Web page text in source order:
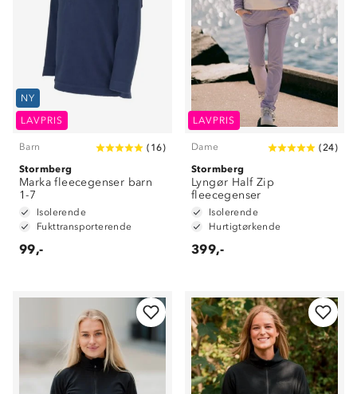
NY
LAVPRIS
Barn ( 16)
Stormberg
Marka fleecegenser barn
1-7
Isolerende
Fukttransporterende
99,-
LAVPRIS
Dame (24)
Stormberg
Lyngør Half Zip
fleecegenser
Isolerende
Hurtigtørkende
399,-